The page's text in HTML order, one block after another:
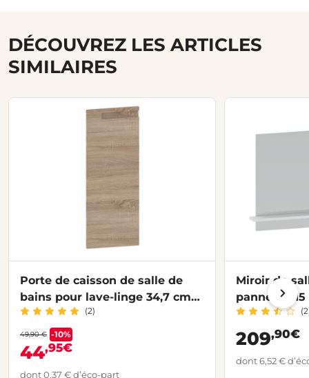
DÉCOUVREZ LES ARTICLES
SIMILAIRES
Porte de caisson de salle de
bains pour lave-linge 34,7 cm
INFINY
(2)
49,90 € -10%
44,95€
dont 0,37 € d’éco-part
Miroir de
panneau
INFINY
209,90€
dont 6,52 €